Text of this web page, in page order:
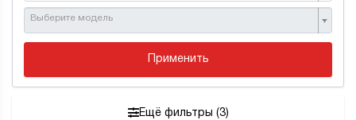
Выберите модель
Применить
Ещё фильтры (3)